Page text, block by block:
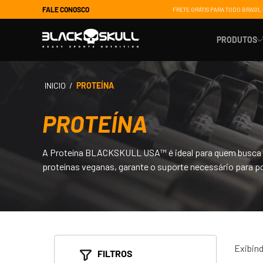
FALE CONOSCO FRETE GRÁTIS PARA TODO BRASIL
PRODUTOS
Suporte
Ganho
Energia
Controle
Saúde e
PROTEÍNA
PROTEÍNA
A Proteína BLACKSKULL USA™ é ideal para quem
proteínas veganas, garante o suporte necessário para
FILTROS